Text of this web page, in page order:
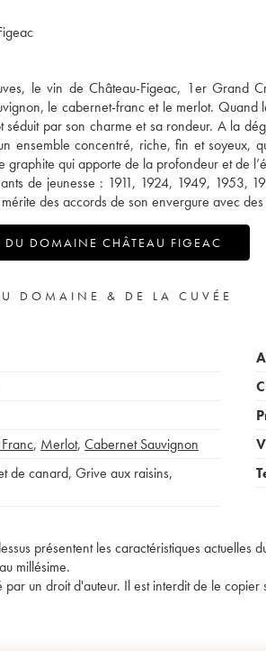
le vin de Château-Figeac, 1er Grand
le cabernet-franc et le merlot.
par son charme et sa rondeur. A la
ensemble concentré, riche, fin et
graphite qui apporte de la profondeur et de
de jeunesse : 1911, 1924, 1949, 1953,
des accords de son envergure avec des
DU DOMAINE CHÂTEAU FIGEAC
DOMAINE & DE LA CUVÉE
, Merlot, Cabernet Sauvignon
de canard, Grive aux raisins,
présentent les caractéristiques actuelles
millésime.
par un droit d'auteur. Il est interdit de le